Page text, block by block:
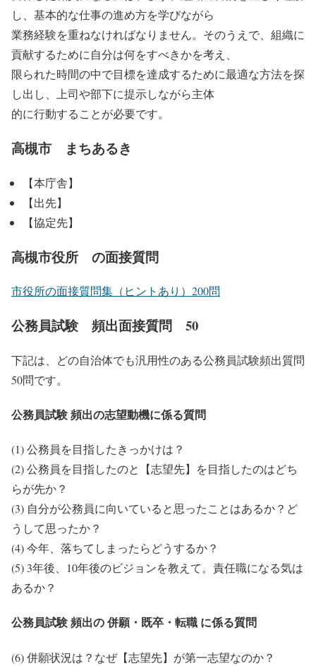
し、基本的な仕事の進め方を学びながら
業務経験を重ねなければなりません。そのうえで、組織に
貢献するために自分は何をすべきかを考え、
限られた時間の中で目標を達成するために最適な方法を探
し出し、上司や部下に提示しながら主体
的に行動することが必要です。
高槻市 まちあるき
【本庁舎】
【出先】
【協定先】
高槻市役所 の面接質問
市役所の面接質問集（ヒントあり）200問
公務員試験 頻出面接質問 50
下記は、どの自治体でも汎用性のある公務員試験頻出質問
50問です。
公務員試験 頻出の志望動機に係る質問
(1) 公務員を目指したきっかけは？
(2) 公務員を目指したのと【志望先】を目指したのはどち
らが先か？
(3) 自分が公務員に向いていると思ったことはあるか？ど
うして思ったか？
(4) 今年、落ちてしまったらどうするか？
(5) 3年後、10年後のビジョンを教えて。責任職になる気は
あるか？
公務員試験 頻出の 併願・既卒・転職 に係る質問
(6) 併願状況は？なぜ【志望先】が第一志望なのか？